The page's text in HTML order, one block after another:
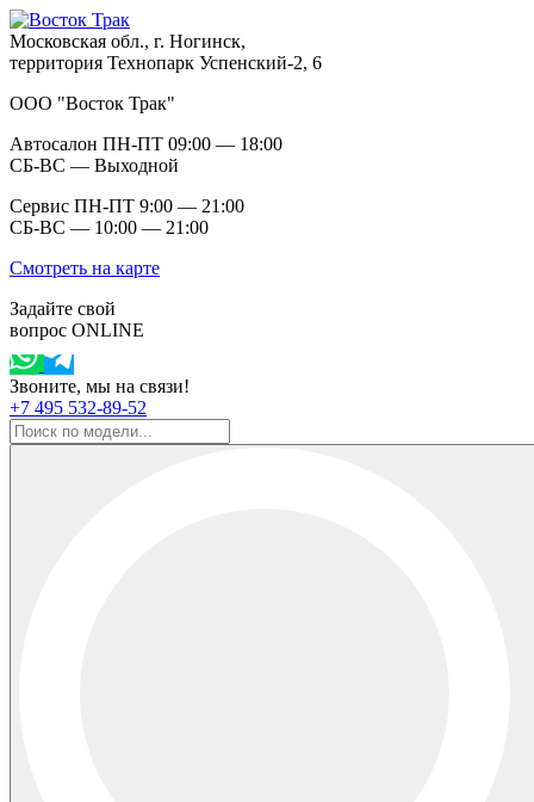
Московская обл., г. Ногинск,
территория Технопарк Успенский-2, 6
ООО "Восток Трак"
Автосалон ПН-ПТ 09:00 — 18:00
СБ-ВС — Выходной
Сервис ПН-ПТ 9:00 — 21:00
СБ-ВС — 10:00 — 21:00
Смотреть на карте
Задайте свой
вопрос ONLINE
Звоните, мы на связи!
+7 495 532-89-52